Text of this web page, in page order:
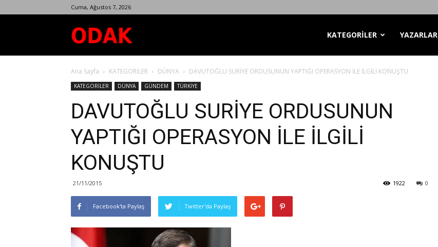
Cuma, Ağustos 7, 2026
Dergisi
KATEGORİLER YAZARLAR
Ana Sayfa KATEGORİLER DÜNYA DAVUTOĞLU SURİYE ORDUSUNUN YAPTIĞI OPERASYON İLE İLGİLİ KONUŞTU
KATEGORİLER DÜNYA GÜNDEM TÜRKİYE
DAVUTOĞLU SURİYE ORDUSUNUN
YAPTIĞI OPERASYON İLE İLGİLİ
KONUŞTU
21/11/2015 0
1922
Facebook'ta Paylaş Twitter'da Paylaş